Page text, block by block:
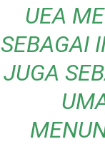
UEA
SEBAGAI
JUGA